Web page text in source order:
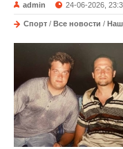
admin 24-06-2026,
Спорт / Все новости / Наш